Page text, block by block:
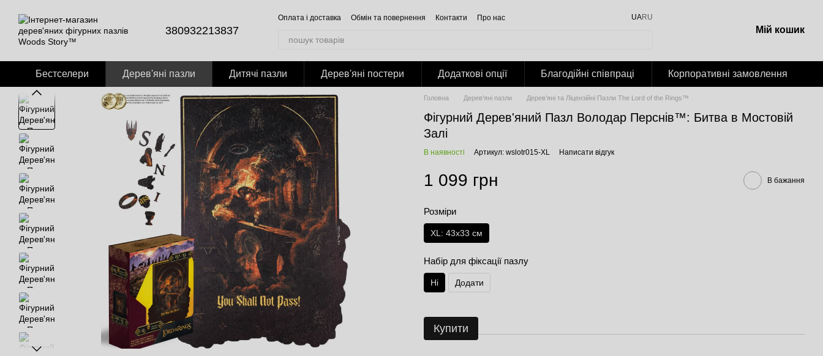
380932213837
Оплата і доставка Обмін та повернення Контакти
Про нас
Публічна оферта
UARU
Мій кошик
Бестселери Дерев'яні пазли Дитячі пазли Дерев'яні постери Додаткові опції Благодійні співпраці Корпоративні замовлення
Головна Дерев'яні пазли Дерев’яні та Ліцензійні Пазли The Lord of the Rings™
Фігурний Дерев'яний Пазл Володар Перснів™: Битва в Мостовій
Залі
В наявності Артикул: wslotr015-XL Написати відгук
1 099 грн В бажання
Розміри
XL: 43x33 см
Набір для фіксації пазлу
Ні Додати
Купити